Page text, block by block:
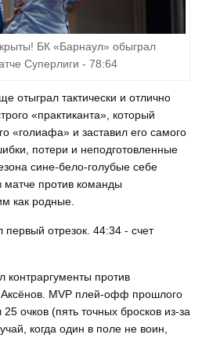
БК «Барнаул» обыграл
Суперлиги - 78:64
отыграл тактически и отлично
«практиканта», который
«голиафа» и заставил его самого
потери и неподготовленные
сине-бело-голубые себе
матче против команды
как родные.
отрезок. 44:34 - счет
контраргументы против
MVP плей-офф прошлого
очков (пять точных бросков из-за
когда один в поле не воин,